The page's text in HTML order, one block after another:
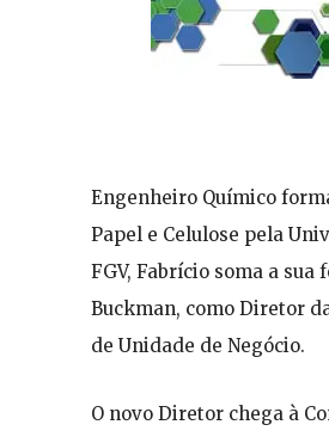
Engenheiro Químico
Papel e Celulose pela
FGV, Fabrício soma a
Buckman, como Diretor
de Unidade de Negócio.
O novo Diretor chega à